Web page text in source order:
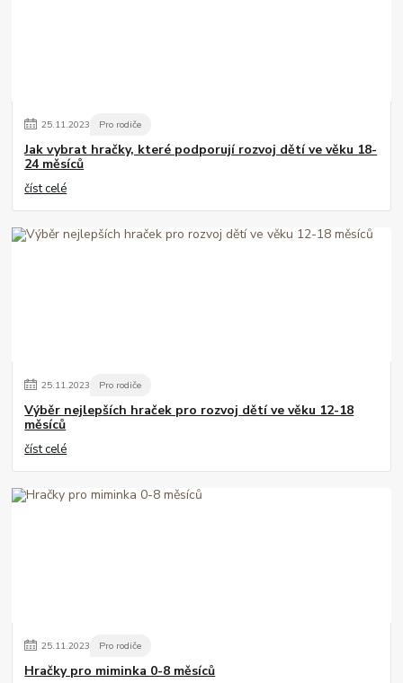
25.11.2023 Pro rodiče
Jak vybrat hračky, které podporují rozvoj dětí ve věku 18-
24 měsíců
číst celé
25.11.2023 Pro rodiče
Výběr nejlepších hraček pro rozvoj dětí ve věku 12-18
měsíců
číst celé
25.11.2023 Pro rodiče
Hračky pro miminka 0-8 měsíců